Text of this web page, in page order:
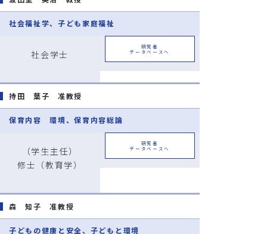
社会福祉学、子ども家庭福祉
社会学士
研究者
データベースへ
持田 葉子 准教授
保育内容 環境、保育内容総論
（学生主任）
修士（教育学）
研究者
データベースへ
森 知子 准教授
子どもの健康と安全、子どもと環境